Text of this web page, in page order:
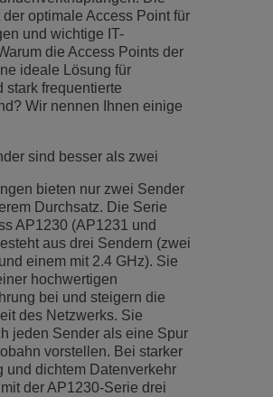
der optimale Access Point für
und wichtige IT-
die Access Points der
ideale Lösung für
stark frequentierte
Wir nennen Ihnen einige
sind besser als zwei
bieten nur zwei Sender
Durchsatz. Die Serie
AP1230 (AP1231 und
aus drei Sendern (zwei
einem mit 2.4 GHz). Sie
hochwertigen
bei und steigern die
des Netzwerks. Sie
jeden Sender als eine Spur
vorstellen. Bei starker
und dichtem Datenverkehr
der AP1230-Serie drei